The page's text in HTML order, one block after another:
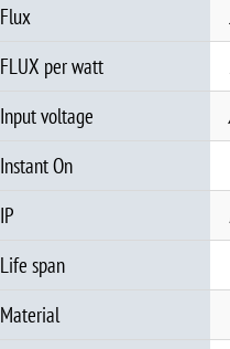
Flux
FLUX per watt
Input voltage
Instant On
IP
Life span
Material